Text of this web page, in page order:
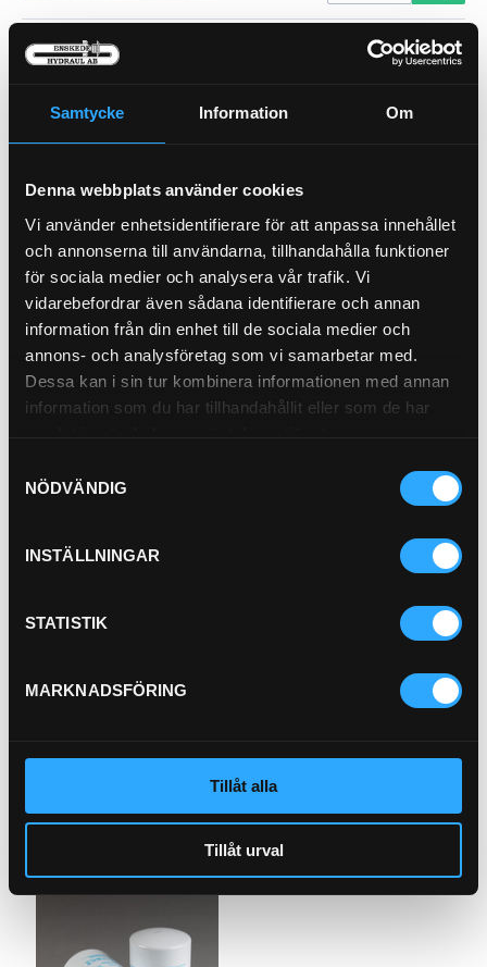
Samtycke Information Om
Denna webbplats använder cookies
Vi använder enhetsidentifierare för att anpassa innehållet
och annonserna till användarna, tillhandahålla funktioner
för sociala medier och analysera vår trafik. Vi
vidarebefordrar även sådana identifierare och annan
information från din enhet till de sociala medier och
annons- och analysföretag som vi samarbetar med.
Dessa kan i sin tur kombinera informationen med annan
information som du har tillhandahållit eller som de har
NÖDVÄNDIG
INSTÄLLNINGAR
STATISTIK
MARKNADSFÖRING
Tillåt alla
Tillåt urval
Luftfilter Säkerhet (I) 21-L29
Köp
CONV.FILTER 7309P
Pris exkl. 307.00
Köp
Pris exkl.
Köp